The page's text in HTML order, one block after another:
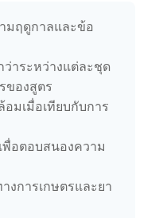
มฤดูกาลและข้อ
าระหว่างแต่ละชุด
ของสูตร
มเมื่อเทียบกับการ
อตอบสนองความ
งการเกษตรและยา